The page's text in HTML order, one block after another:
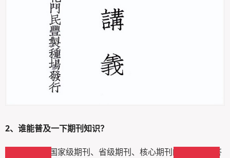
2、 谁能普及一下期刊知识？
“经常被问到国家级期刊、省级期刊、核心期刊的区别，回答